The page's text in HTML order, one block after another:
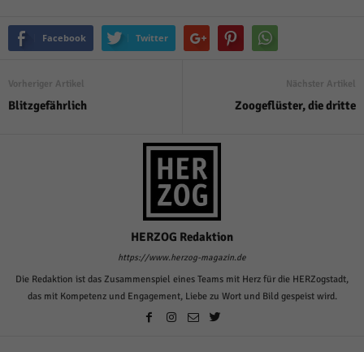
Facebook Twitter
Vorheriger Artikel
Blitzgefährlich
Nächster Artikel
Zoogeflüster, die dritte
HERZOG Redaktion
https://www.herzog-magazin.de
Die Redaktion ist das Zusammenspiel eines Teams mit Herz für die HERZogstadt,
das mit Kompetenz und Engagement, Liebe zu Wort und Bild gespeist wird.